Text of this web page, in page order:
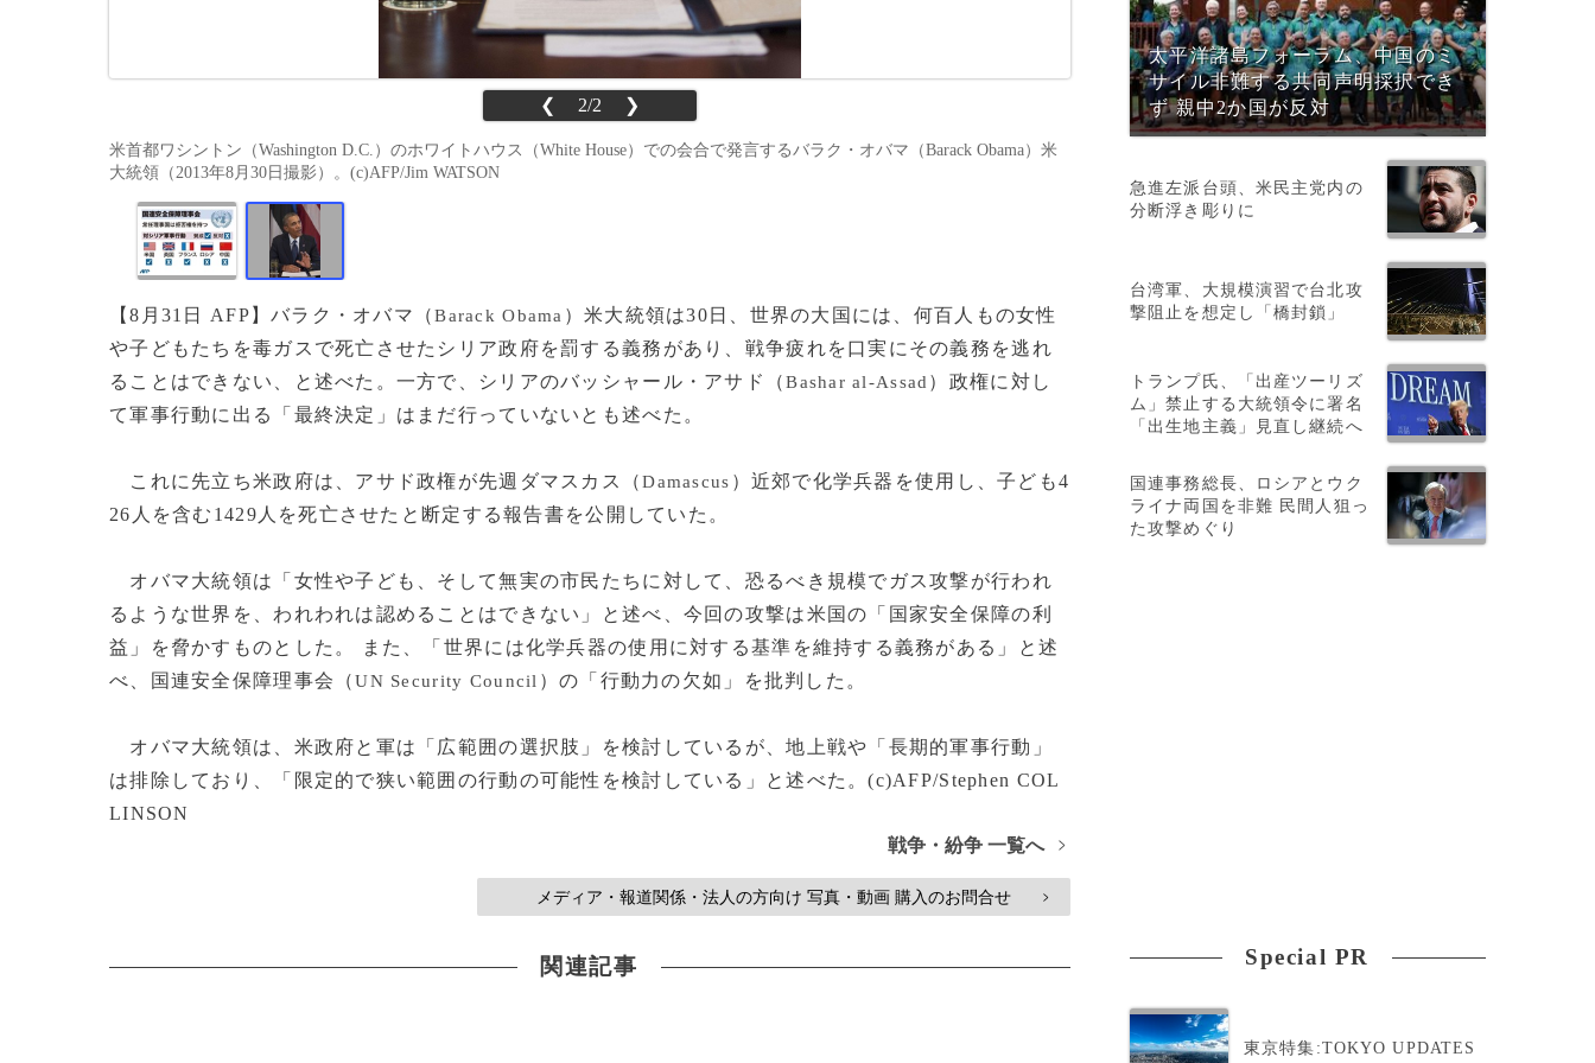
❮ 2/2 ❯
米首都ワシントン（Washington D.C.）のホワイトハウス（White House）での会合で発言するバラク・オバマ（Barack Obama）米
大統領（2013年8月30日撮影）。(c)AFP/Jim WATSON
【8月31日 AFP】バラク・オバマ（Barack Obama ）米大統領は30日、世界の大国には、何百人もの女性
や子どもたちを毒ガスで死亡させたシリア政府を罰する義務があり、戦争疲れを口実にその義務を逃れ
ることはできない、と述べた。一方で、シリアのバッシャール・アサド（Bashar al-Assad ）政権に対し
て軍事行動に出る「最終決定」はまだ行っていないとも述べた。
これに先立ち米政府は、アサド政権が先週ダマスカス（Damascus ）近郊で化学兵器を使用し、子ども4
26人を含む1429人を死亡させたと断定する報告書を公開していた。
オバマ大統領は「女性や子ども、そして無実の市民たちに対して、恐るべき規模でガス攻撃が行われ
るような世界を、われわれは認めることはできない」と述べ、今回の攻撃は米国の「国家安全保障の利
益」を脅かすものとした。 また、「世界には化学兵器の使用に対する基準を維持する義務がある」と述
べ、国連安全保障理事会（UN Security Council ）の「行動力の欠如」を批判した。
オバマ大統領は、米政府と軍は「広範囲の選択肢」を検討しているが、地上戦や「長期的軍事行動」
は排除しており、「限定的で狭い範囲の行動の可能性を検討している」と述べた。(c)AFP/Stephen COL
LINSON
戦争・紛争 一覧へ
>
メディア・報道関係・法人の方向け 写真・動画 購入のお問合せ >
関連記事
太平洋諸島フォーラム、中国のミ
サイル非難する共同声明採択でき
ず 親中2か国が反対
急進左派台頭、米民主党内の
分断浮き彫りに
台湾軍、大規模演習で台北攻
撃阻止を想定し「橋封鎖」
トランプ氏、「出産ツーリズ
ム」禁止する大統領令に署名
「出生地主義」見直し継続へ
国連事務総長、ロシアとウク
ライナ両国を非難 民間人狙っ
た攻撃めぐり
Special PR
東京特集:TOKYO UPDATES